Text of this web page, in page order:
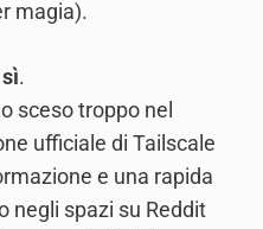
magia).
.
sceso troppo nel
ufficiale di Tailscale
e una rapida
negli spazi su Reddit